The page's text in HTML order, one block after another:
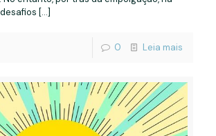
[…]
0 Leia mais